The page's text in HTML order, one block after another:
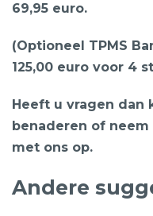
69,95 euro.
(Optioneel TPMS
125,00 euro voor 4
Heeft u vragen dan
benaderen of
met ons op.
Andere